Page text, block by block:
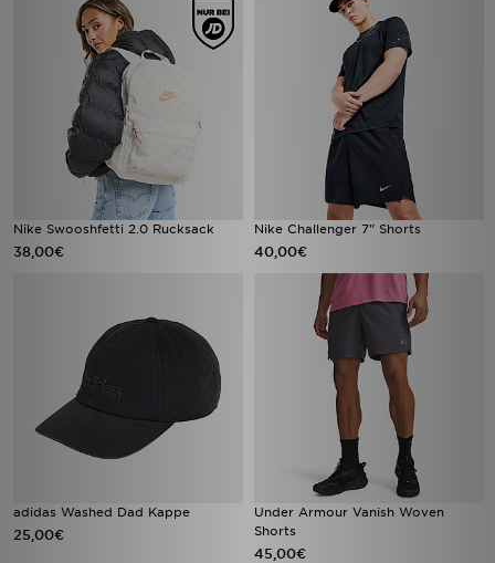
Nike Swooshfetti 2.0 Rucksack
38,00€
Nike Challenger 7" Shorts
40,00€
adidas Washed Dad Kappe
25,00€
Under Armour Vanish Woven
Shorts
45,00€